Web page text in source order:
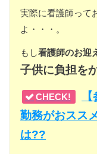
実際に看護師って
よ・・・。
もし看護師のお迎
子供に負担を
CHECK!
勤務がおスス
は??